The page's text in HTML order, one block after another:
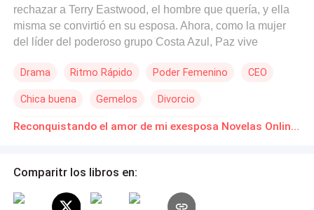
rechazar a Terry Eastwood, el hombre que quería, y ella
misma se convirtió en su esposa. Ahora, como la mujer
del líder del poderoso grupo Costa Azul, Paz vive
odio de su esposo, quien nunca la ha perdonado por sus
Deborah, movida por el rencor, lanza una acusación
devastadora, asegurando que Paz intentó matarla.
está dispuesto a liberarla, y en un acto de desesperación,
consumido por la rabia y la frustración. Cinco años
Drama Ritmo Rápido Poder Femenino CEO
Chica buena Gemelos Divorcio
Huida con un Bebé Segunda Oportunidad Reconquistando el amor de mi exesposa Novelas Online Descarga gratuita de PDF
Comparitr los libros en: